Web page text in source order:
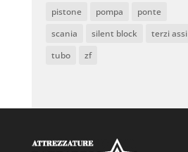
pistone
pompa
ponte
scania
silent block
terzi assi
tubo
zf